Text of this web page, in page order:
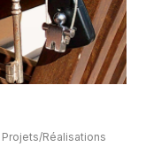
Projets/Réalisations